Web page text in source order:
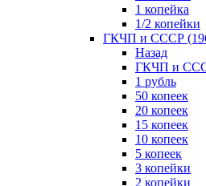
1 копейка
1/2 копейки
ГКЧП и СССР
Назад
ГКЧП и
1 рубль
50 копеек
20 копеек
15 копеек
10 копеек
5 копеек
3 копейки
2 копейки